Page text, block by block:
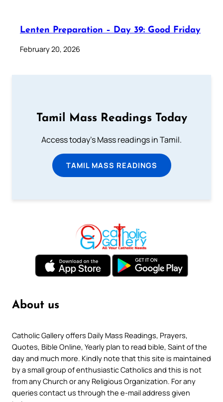
Lenten Preparation – Day 39: Good Friday
February 20, 2026
Tamil Mass Readings Today
Access today's Mass readings in Tamil.
TAMIL MASS READINGS
About us
Catholic Gallery offers Daily Mass Readings, Prayers,
Quotes, Bible Online, Yearly plan to read bible, Saint of the
day and much more. Kindly note that this site is maintained
by a small group of enthusiastic Catholics and this is not
from any Church or any Religious Organization. For any
queries contact us through the e-mail address given